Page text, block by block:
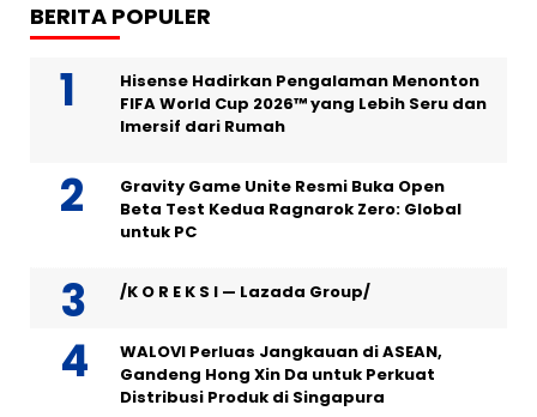
BERITA POPULER
Hisense Hadirkan Pengalaman Menonton
FIFA World Cup 2026™ yang Lebih Seru dan
Imersif dari Rumah
Gravity Game Unite Resmi Buka Open
Beta Test Kedua Ragnarok Zero: Global
untuk PC
/K O R E K S I — Lazada Group/
WALOVI Perluas Jangkauan di ASEAN,
Gandeng Hong Xin Da untuk Perkuat
Distribusi Produk di Singapura